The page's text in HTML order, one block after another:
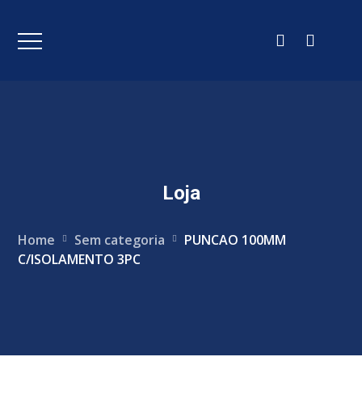
Loja
Home Sem categoria
PUNCAO 100MM
C/ISOLAMENTO 3PC